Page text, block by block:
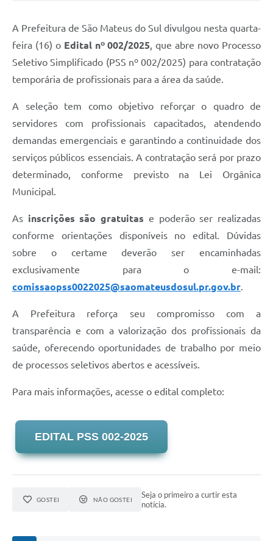
Cadastro para Castração
Telefones Prefeitura Municipal
Feriados Municipais
Telefones Postos de Saúde
Plantão das Funerárias
Serviço de Informação ao Cidadão
Termos de Fomento
Galeria de Fotos
Arquivos para Download
Carta de Serviços
Galeria de Vídeos
Legislação
SIC
A Prefeitura de São Mateus do Sul divulgou nesta quarta-
feira (16) o Edital nº 002/2025, que abre novo Processo
Seletivo Simplificado (PSS nº 002/2025) para contratação
temporária de profissionais para a área da saúde.
A seleção tem como objetivo reforçar o quadro de
servidores com profissionais capacitados, atendendo
demandas emergenciais e garantindo a continuidade dos
serviços públicos essenciais. A contratação será por prazo
determinado, conforme previsto na Lei Orgânica
Municipal.
As inscrições são gratuitas e poderão ser realizadas
conforme orientações disponíveis no edital. Dúvidas
sobre o certame deverão ser encaminhadas
exclusivamente para o e-mail:
comissaopss0022025@saomateusdosul.pr.gov.br.
A Prefeitura reforça seu compromisso com a
transparência e com a valorização dos profissionais da
saúde, oferecendo oportunidades de trabalho por meio
de processos seletivos abertos e acessíveis.
Para mais informações, acesse o edital completo:
EDITAL PSS 002-2025
GOSTEI NÃO GOSTEI
Seja o primeiro a curtir esta
notícia.